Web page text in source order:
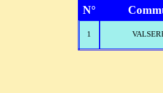
N°
1